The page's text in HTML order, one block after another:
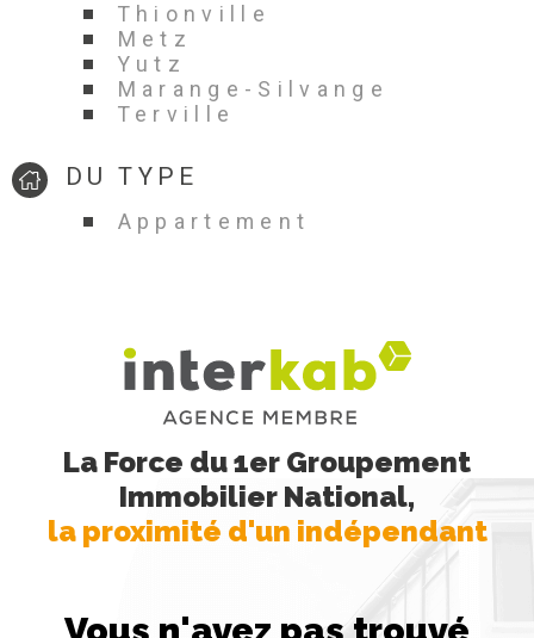
Thionville
Metz
Yutz
Marange-Silvange
Terville
DU TYPE
Appartement
La Force du 1er Groupement
Immobilier National,
la proximité d'un indépendant